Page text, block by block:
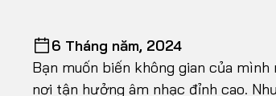
6 Tháng năm, 2024
Bạn muốn biến không gian của
nơi tận hưởng âm nhạc đỉnh cao.